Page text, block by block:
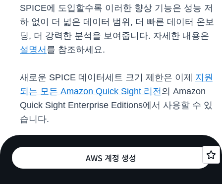
SPICE에 도입할수록 이러한 향상 기능은 성능 저
하 없이 더 넓은 데이터 범위, 더 빠른 데이터 온보
딩, 더 강력한 분석을 보여줍니다. 자세한 내용은
설명서 를 참조하세요.
새로운 SPICE 데이터세트 크기 제한은 이제 지원
되는 모든 Amazon Quick Sight 리전의 Amazon
Quick Sight Enterprise Editions에서 사용할 수 있
습니다.
AWS 계정 생성